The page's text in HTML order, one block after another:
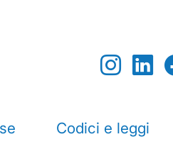
Codici e leggi